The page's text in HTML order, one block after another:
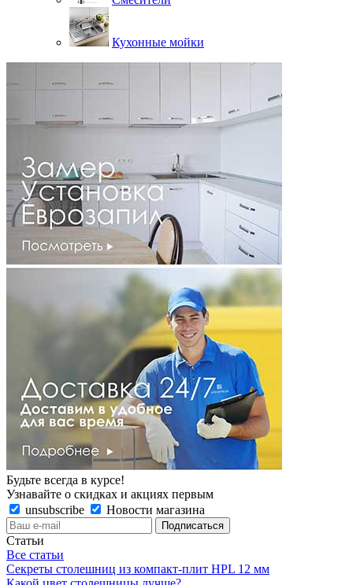
Кухонные мойки
Будьте всегда в курсе!
Узнавайте о скидках и акциях первым
unsubscribe
Новости магазина
Статьи
Все статьи
Секреты столешниц из компакт-плит HPL 12 мм